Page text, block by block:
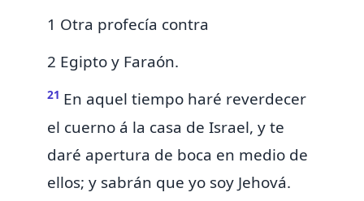
1 Otra profecía contra
2 Egipto y Faraón.
21 En aquel tiempo haré reverdecer
el cuerno á la casa de Israel, yte
daré apertura de boca en medio de
ellos; y sabrán que yo soy Jehová.